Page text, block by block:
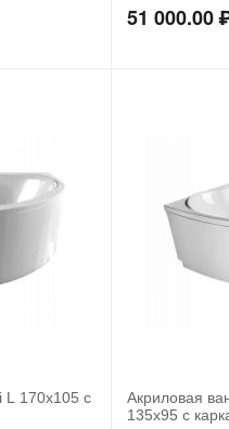
51 000.00
L 170x105 с
Акриловая
135x95 с